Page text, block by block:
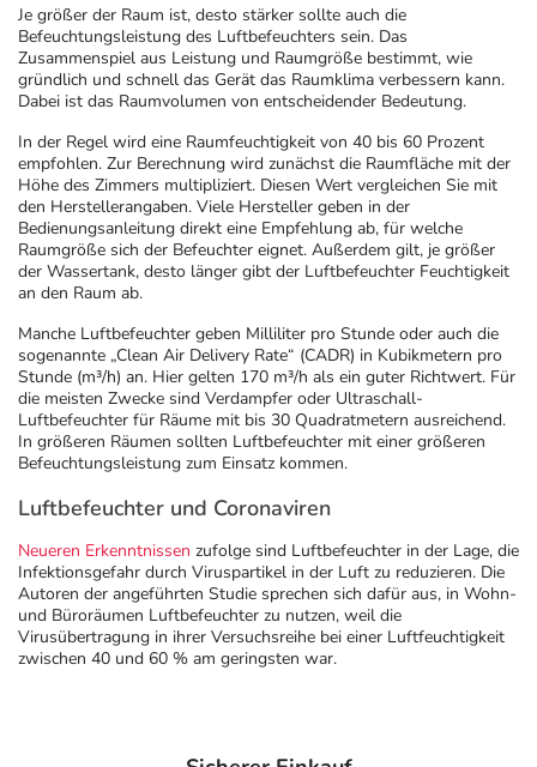
Je größer der Raum ist, desto stärker sollte auch die
Befeuchtungsleistung des Luftbefeuchters sein. Das
Zusammenspiel aus Leistung und Raumgröße bestimmt, wie
gründlich und schnell das Gerät das Raumklima verbessern kann.
Dabei ist das Raumvolumen von entscheidender Bedeutung.
In der Regel wird eine Raumfeuchtigkeit von 40 bis 60 Prozent
empfohlen. Zur Berechnung wird zunächst die Raumfläche mit der
Höhe des Zimmers multipliziert. Diesen Wert vergleichen Sie mit
den Herstellerangaben. Viele Hersteller geben in der
Bedienungsanleitung direkt eine Empfehlung ab, für welche
Raumgröße sich der Befeuchter eignet. Außerdem gilt, je größer
der Wassertank, desto länger gibt der Luftbefeuchter Feuchtigkeit
an den Raum ab.
Manche Luftbefeuchter geben Milliliter pro Stunde oder auch die
sogenannte „Clean Air Delivery Rate“ (CADR) in Kubikmetern pro
Stunde (m³/h) an. Hier gelten 170 m³/h als ein guter Richtwert. Für
die meisten Zwecke sind Verdampfer oder Ultraschall-
Luftbefeuchter für Räume mit bis 30 Quadratmetern ausreichend.
In größeren Räumen sollten Luftbefeuchter mit einer größeren
Befeuchtungsleistung zum Einsatz kommen.
Luftbefeuchter und Coronaviren
Neueren Erkenntnissen zufolge sind Luftbefeuchter in der Lage, die
Infektionsgefahr durch Viruspartikel in der Luft zu reduzieren. Die
Autoren der angeführten Studie sprechen sich dafür aus, in Wohn-
und Büroräumen Luftbefeuchter zu nutzen, weil die
Virusübertragung in ihrer Versuchsreihe bei einer Luftfeuchtigkeit
zwischen 40 und 60 % am geringsten war.